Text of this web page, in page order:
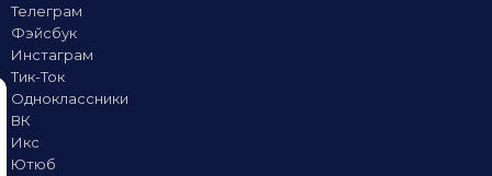
Телеграм
Фэйсбук
Инстаграм
Тик-Ток
Одноклассники
ВК
Икс
Ютюб